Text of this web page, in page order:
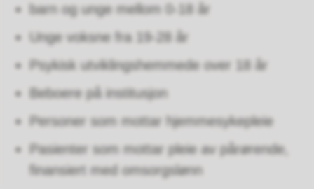
barn og unge mellom 0-18 år
Unge voksne fra 19-28 år
Psykisk utviklingshemmede over 18 år
Beboere på institusjon
Personer som mottar hjemmesykepleie
Pasienter som mottar pleie av pårørende,
finansiert med omsorgslønn